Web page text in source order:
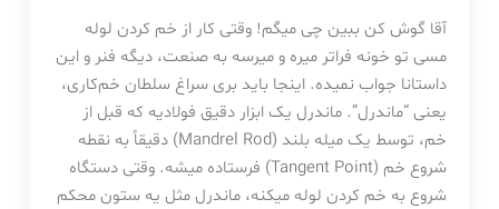
آقا گوش کن ببین چی میگم! وقتی کار از خم کردن لوله
مسی تو خونه فراتر میره و میرسه به صنعت، دیگه فنر و این
داستانا جواب نمیده. اینجا باید بری سراغ سلطان خم‌کاری،
یعنی “ماندرل”. ماندرل یک ابزار دقیق فولادیه که قبل از
خم، توسط یک میله بلند (Mandrel Rod) دقیقاً به نقطه
شروع خم (Tangent Point) فرستاده میشه. وقتی دستگاه
شروع به خم کردن لوله میکنه، ماندرل مثل یه ستون محکم